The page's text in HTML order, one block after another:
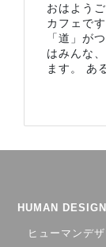
おはよう
カフェで
「道」が
はみんな
ます。 あ
HUMAN DESIGN
ヒューマンデ